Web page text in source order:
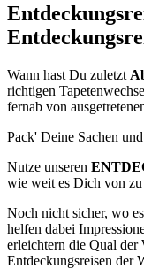
Wann hast Du zuletzt
richtigen
fernab von
Pack' Deine Sachen
Nutze unseren
wie weit es Dich von
Noch nicht sicher, wo
helfen dabei
erleichtern die Qual der
Entdeckungsreisen der